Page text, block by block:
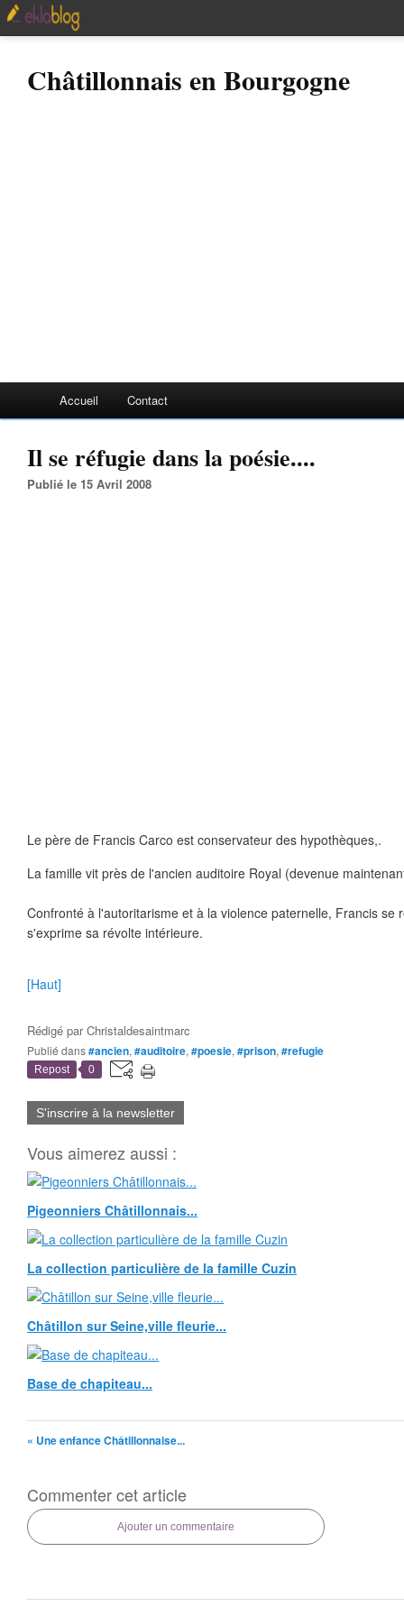
Châtillonnais en Bourgogne
Accueil Contact
Il se réfugie dans la poésie....
Publié le 15 Avril 2008
Le père de Francis Carco est conservateur des hypothèques,.
La famille vit près de l'ancien auditoire Royal (devenue
Confronté à l'autoritarisme et à la violence paternelle, Francis se
s'exprime sa révolte intérieure.
[Haut]
Rédigé parChristaldesaintmarc
Publié dans#ancien, #auditoire, #poesie, #prison, #refugie
Repost 0
S'inscrire à la newsletter
Vous aimerez aussi :
Pigeonniers Châtillonnais...
La collection particulière de la famille Cuzin
Châtillon sur Seine,ville fleurie...
Base de chapiteau...
« Une enfance Châtillonnaise...
Commenter cet article
Ajouter un commentaire